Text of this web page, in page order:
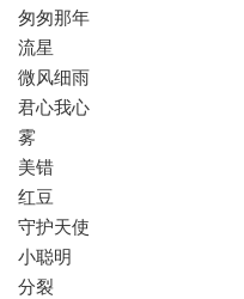
匆匆那年
流星
微风细雨
君心我心
雾
美错
红豆
守护天使
小聪明
分裂